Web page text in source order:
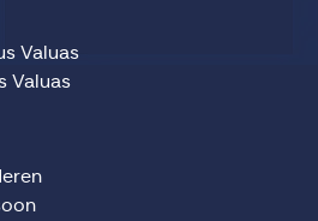
Valuas
Valuas